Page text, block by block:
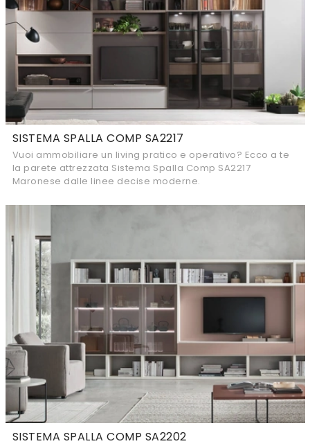
SISTEMA SPALLA COMP SA2217
Vuoi ammobiliare un living pratico e operativo? Ecco a te
la parete attrezzata Sistema Spalla Comp SA2217
Maronese dalle linee decise moderne.
SISTEMA SPALLA COMP SA2202